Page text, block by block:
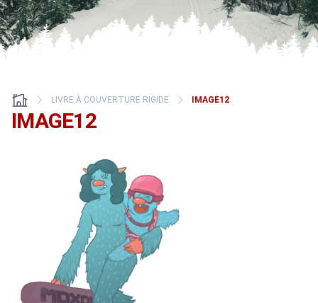
LIVRE À COUVERTURE RIGIDE IMAGE12
IMAGE12